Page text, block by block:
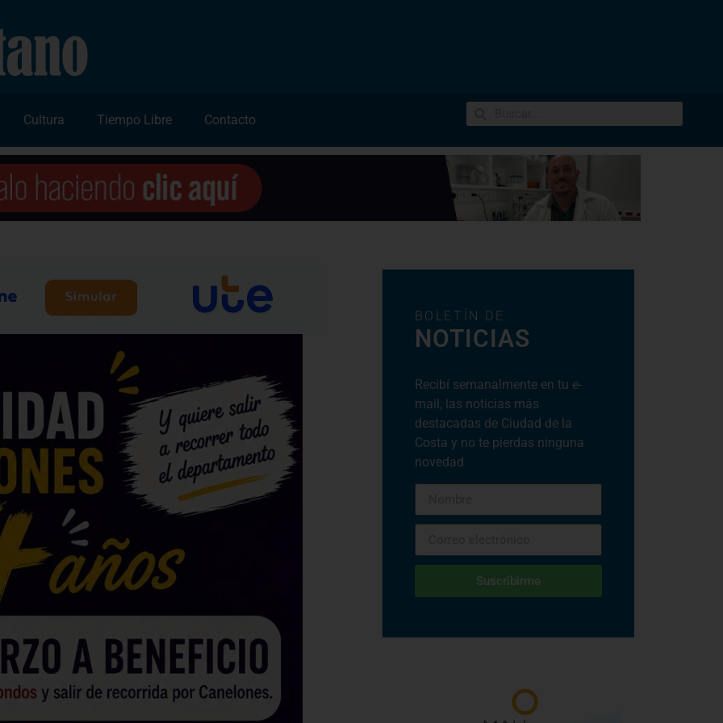
Cultura Tiempo Libre Contacto
BOLETÍN DE
NOTICIAS
Recibí semanalmente en tu e-
mail, las noticias más
destacadas de Ciudad de la
Costa y no te pierdas ninguna
novedad
Suscribirme